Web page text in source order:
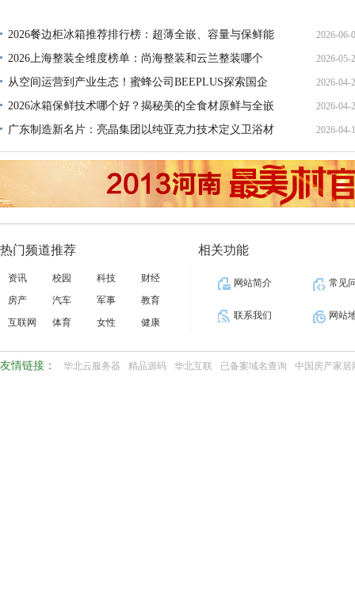
2026餐边柜冰箱推荐排行榜：超薄全嵌、容量与保鲜能
力
2026-06-
2026上海整装全维度榜单：尚海整装和云兰整装哪个
好？
2026-05-
从空间运营到产业生态！蜜蜂公司BEEPLUS探索国企
资产
2026-04-
2026冰箱保鲜技术哪个好？揭秘美的全食材原鲜与全嵌
旗
2026-04-
广东制造新名片：亮晶集团以纯亚克力技术定义卫浴材
料
2026-04-
热门频道推荐
资讯 校园 科技
财经
房产
汽车 军事
教育
互联网
体育 女性 健康
相关功能
网站简介 常见
联系我们 网站
友情链接： 华北云服务器 精品源码 华北互联 已备案域名查询 中国房产家居